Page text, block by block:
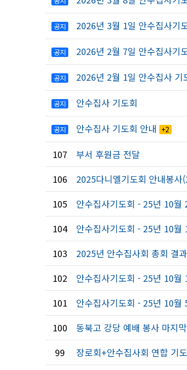
공지 2026년 3월 1일 안수집사기
공지 2026년 2월 7일 안수집사기
공지 2026년 2월 1일 안수집사 기
공지 안수집사 기도회
공지 안수집사 기도회 안내 +2
107
부서 후원금 전달
106
2025다니엘기도회 안내봉
105
안수집사기도회 - 25년 10월
104
안수집사기도회 - 25년 10월
103
2025년 안수집사회 총회 결
102
안수집사기도회 - 25년 10월
101
안수집사기도회 - 25년 10월
100
동북고 강당 예배 봉사 마지
99
장로회+안수집사회 연합 기